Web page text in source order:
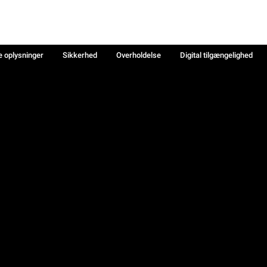
oplysninger Sikkerhed Overholdelse
Digital tilgængelighed